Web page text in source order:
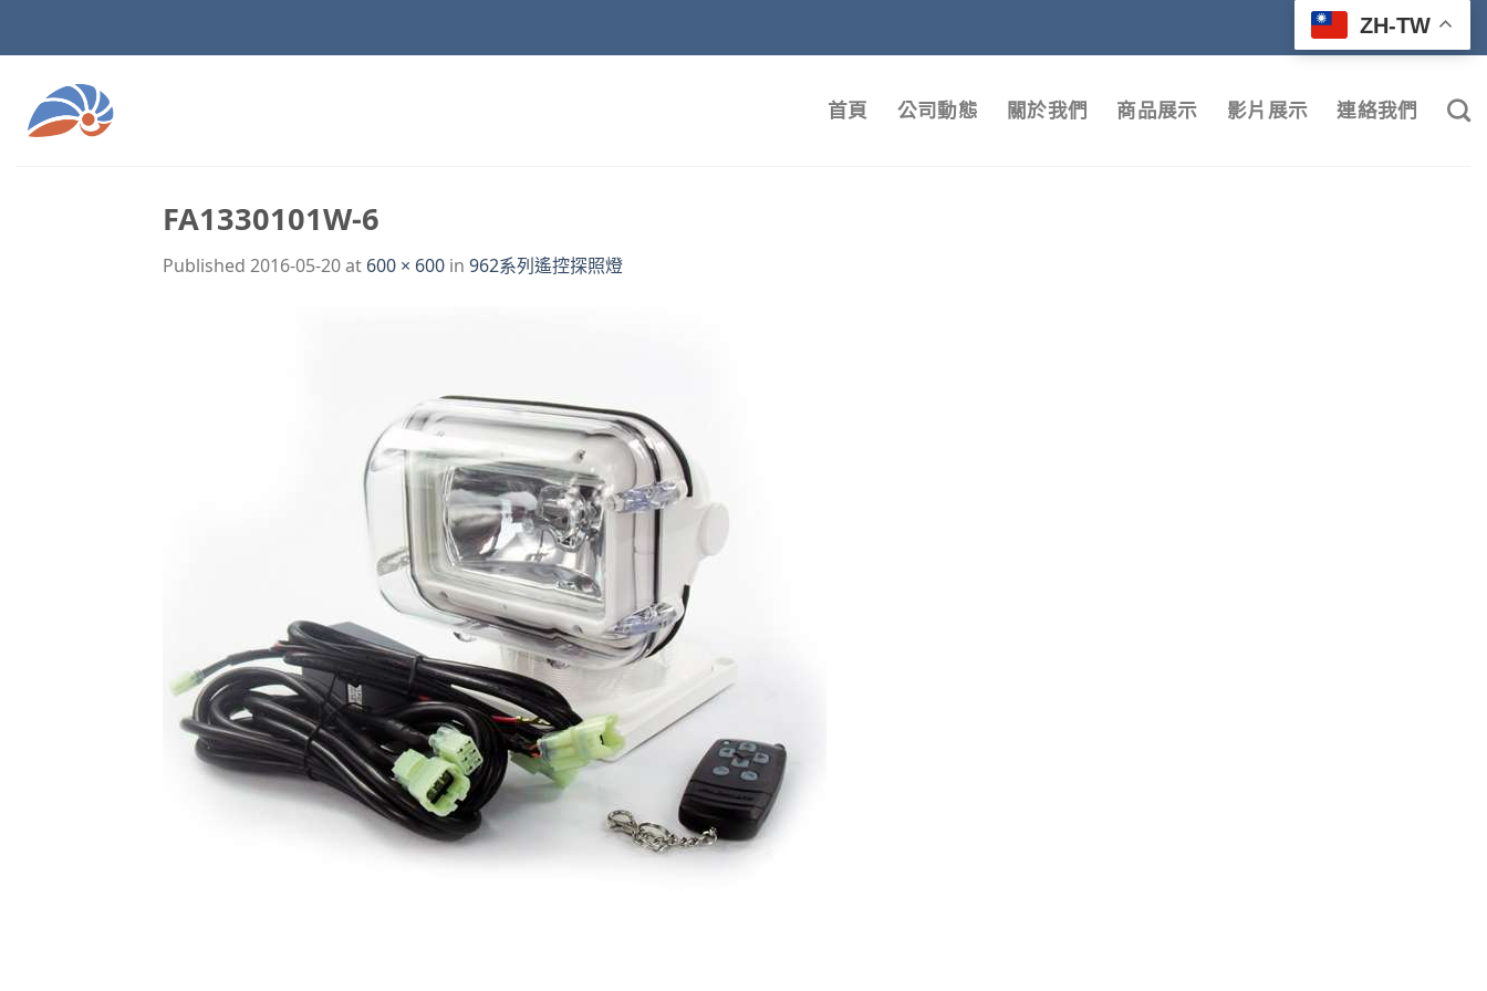
ZH-TW
首頁 公司動態 關於我們 商品展示 影片展示 連絡我們
FA1330101W-6
Published 2016-05-20at 600 × 600 in 962系列遙控探照燈